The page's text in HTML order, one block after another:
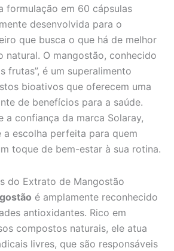
formulação em 60 cápsulas
desenvolvida para o
que busca o que há de melhor
natural. O mangostão, conhecido
frutas”, é um superalimento
bioativos que oferecem uma
de benefícios para a saúde.
a confiança da marca Solaray,
a escolha perfeita para quem
toque de bem-estar à sua rotina.
do Extrato de Mangostão
é amplamente reconhecido
antioxidantes. Rico em
compostos naturais, ele atua
livres, que são responsáveis